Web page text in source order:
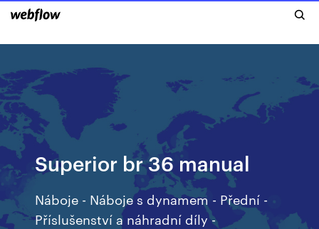
Superior br 36 manual
Náboje - Náboje s dynamem - Přední -
Příslušenství a náhradní díly -